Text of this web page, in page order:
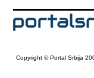
Copyright © Portal Srbija